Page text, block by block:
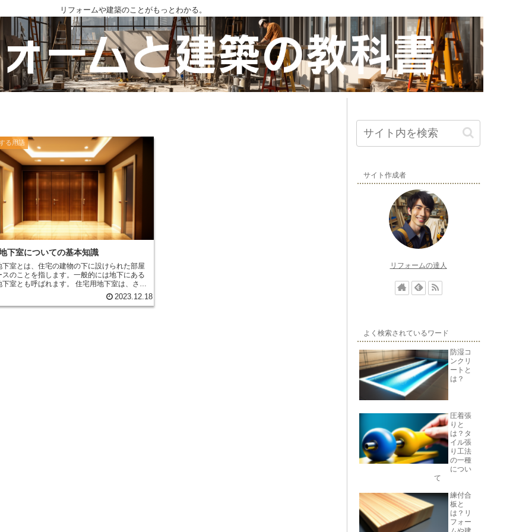
リフォームや建築のことがもっとわかる。
る用語
下室についての基本知識
下室とは、住宅の建物の下に設けられた部屋
スのことを指します。一般的には地下にある
も呼ばれます。 住宅用地下室は、さま
的で利用されます。例えば、収納スペースと
されることがあります。家庭の物品や季節ご
などを保管するために、地下室は非常に便利
2023.12.18
サイト作成者
リフォームの達人
よく検索されているワード
防湿コ
ンクリ
ートと
は？
圧着張
りと
は？タ
イル張
り工法
の一種
につい
て
練付合
板と
は？リ
フォー